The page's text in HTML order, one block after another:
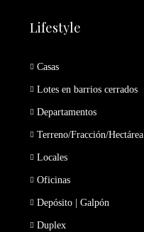
Lifestyle
Casas
Lotes en barrios cerrados
Departamentos
Terreno/Fracción/Hectárea
Locales
Oficinas
Depósito | Galpón
Duplex